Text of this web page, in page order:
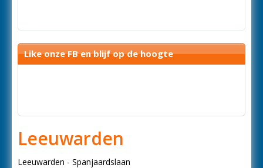
Like onze FB en blijf op de hoogte
Leeuwarden
Leeuwarden - Spanjaardslaan